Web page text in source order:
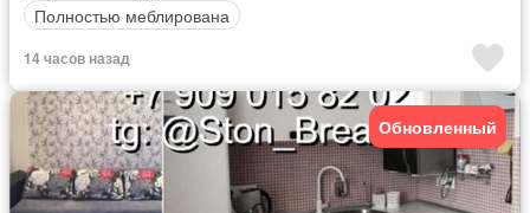
Полностью меблирована
14 часов назад
Обновленный